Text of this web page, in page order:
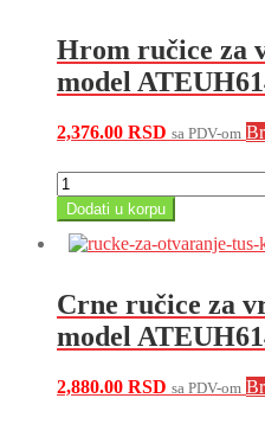
ATEUSLA6200FBL
količina
Hrom ručice za
model
2,376.00 RSD sa PDV-om
Hrom
ručice
za
vrata
model
ATEUH6145
količina
Dodati u korpu
Crne ručice za
model
2,880.00 RSD sa PDV-om